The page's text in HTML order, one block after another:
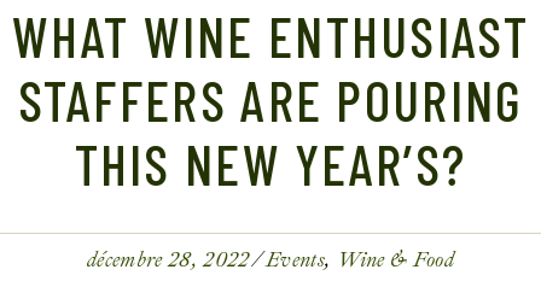
WHAT WINE ENTHUSIAST
STAFFERS ARE POURING
THIS NEW YEAR’S?
décembre 28, 2022 Events Wine & Food